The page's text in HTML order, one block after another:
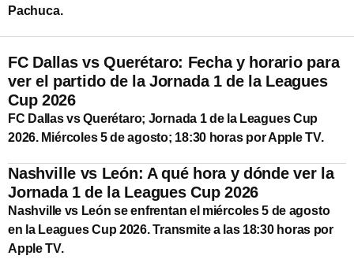
Pachuca.
FC Dallas vs Querétaro: Fecha y horario para
ver el partido de la Jornada 1 de la Leagues
Cup 2026
FC Dallas vs Querétaro; Jornada 1 de la Leagues Cup
2026. Miércoles 5 de agosto; 18:30 horas por Apple TV.
Nashville vs León: A qué hora y dónde ver la
Jornada 1 de la Leagues Cup 2026
Nashville vs León se enfrentan el miércoles 5 de agosto
en la Leagues Cup 2026. Transmite a las 18:30 horas por
Apple TV.